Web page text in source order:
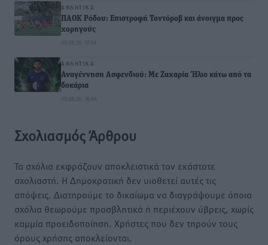
ΑΘΛΗΤΙΚΆ
ΠΑΟΚ Ρόδου: Επιστροφή Τοντόροβ και άνοιγμα προς
χορηγούς
05.08.26 · 17:44
ΑΘΛΗΤΙΚΆ
Αναγέννηση Ασφενδιού: Με Ζαχαρία Ήλιο κάτω από τα
δοκάρια
05.08.26 · 16:44
Σχολιασμός Άρθρου
Τα σχόλια εκφράζουν αποκλειστικά τον εκάστοτε
σχολιαστή. Η Δημοκρατική δεν υιοθετεί αυτές τις
απόψεις. Διατηρούμε το δικαίωμα να διαγράψουμε όποια
σχόλια θεωρούμε προσβλητικά ή περιέχουν ύβρεις, χωρίς
καμμία προειδοποίηση. Χρήστες που δεν τηρούν τους
όρους χρήσης αποκλείονται.